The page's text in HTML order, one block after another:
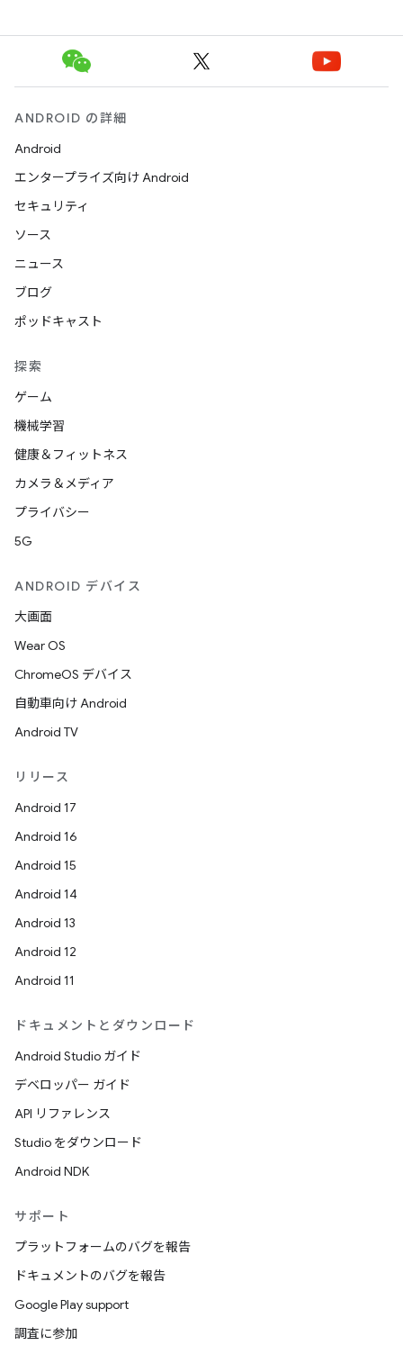
ANDROID の詳細
Android
エンタープライズ向け Android
セキュリティ
ソース
ニュース
ブログ
ポッドキャスト
探索
ゲーム
機械学習
健康＆フィットネス
カメラ＆メディア
プライバシー
5G
ANDROID デバイス
大画面
Wear OS
ChromeOS デバイス
自動車向け Android
Android TV
リリース
Android 17
Android 16
Android 15
Android 14
Android 13
Android 12
Android 11
ドキュメントとダウンロード
Android Studio ガイド
デベロッパー ガイド
API リファレンス
Studio をダウンロード
Android NDK
サポート
プラットフォームのバグを報告
ドキュメントのバグを報告
Google Play support
調査に参加